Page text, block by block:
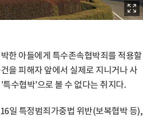
한 아들에게 특수존속협박죄를 적용할
을 피해자 앞에서 실제로 지니거나 사
수협박'으로 볼 수 없다는 취지다.
일 특정범죄가중법 위반(보복협박 등),